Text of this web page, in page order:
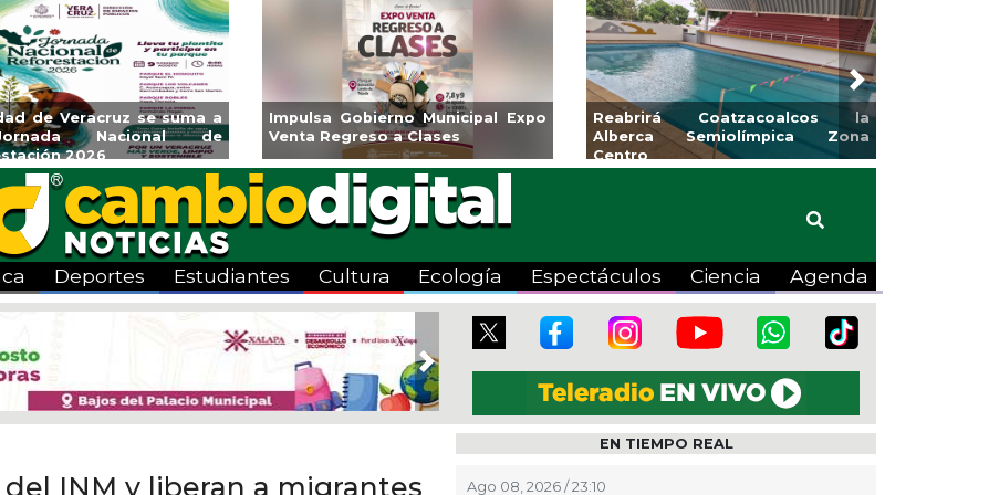
la
Zona
Invita Ayuntamiento de Veracruz
a Temporada de Artes “Escena
Viva”
Aplicará CMAS el Programa de
Tandeo durante agosto
Guarniciones y banquetas para
colonia El Mango en Pánuco
Next
Deportes Estudiantes Cultura Ecología Espectáculos Ciencia Agenda
Next
del INM y liberan a migrantes
EN TIEMPO REAL
Ago 08, 2026 / 23:10